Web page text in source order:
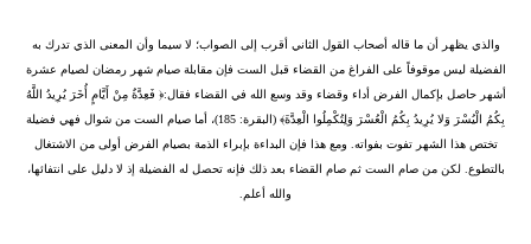
والذي يظهر أن ما قاله أصحاب القول الثاني أقرب إلى الصواب؛ لا سيما وأن المعنى الذي تدرك به
الفضيلة ليس موقوفاً على الفراغ من القضاء قبل الست فإن مقابلة صيام شهر رمضان لصيام عشرة
أشهر حاصل بإكمال الفرض أداء وقضاء وقد وسع الله في القضاء فقال:﴿ فَعِدَّةٌ مِنْ أَيَّامٍ أُخَرَ يُرِيدُ اللَّهُ
بِكُمُ الْيُسْرَ وَلا يُرِيدُ بِكُمُ الْعُسْرَ وَلِتُكْمِلُوا الْعِدَّةَ﴾ (البقرة: 185)، أما صيام الست من شوال فهي فضيلة
تختص هذا الشهر تفوت بفواته. ومع هذا فإن البداءة بإبراء الذمة بصيام الفرض أولى من الاشتغال
بالتطوع. لكن من صام الست ثم صام القضاء بعد ذلك فإنه تحصل له الفضيلة إذ لا دليل على انتفائها،
والله أعلم.